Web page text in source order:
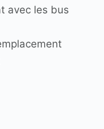
avec les bus